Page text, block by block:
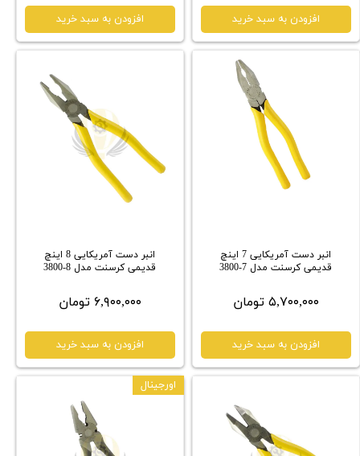
افزودن به سبد خرید افزودن به سبد خرید
انبر دست آمریکایی 7 اینچ
قدیمی کرسنت مدل 7-3800
۵,۷۰۰,۰۰۰ تومان
افزودن به سبد خرید
انبر دست آمریکایی 8 اینچ
قدیمی کرسنت مدل 8-3800
۶,۹۰۰,۰۰۰ تومان
افزودن به سبد خرید
اورجینال